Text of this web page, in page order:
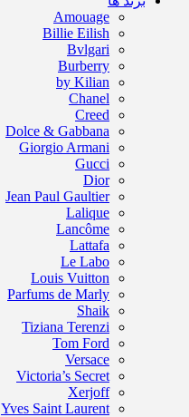
Amouage
Billie Eilish
Bvlgari
Burberry
by Kilian
Chanel
Creed
Dolce & Gabbana
Giorgio Armani
Gucci
Dior
Jean Paul Gaultier
Lalique
Lancôme
Lattafa
Le Labo
Louis Vuitton
Parfums de Marly
Shaik
Tiziana Terenzi
Tom Ford
Versace
Victoria’s Secret
Xerjoff
Yves Saint Laurent